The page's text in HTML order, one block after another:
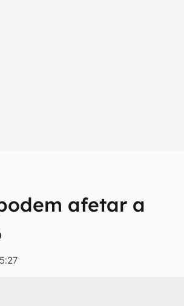
afetar a
tecnologia em primeira